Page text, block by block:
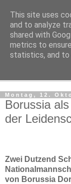
Kludge
Private Notizen
Montag, 12.
Borussia
der
Zwei Dutzend
von Borussia
This site uses
and to analyze
shared with
metrics to
statistics, and to